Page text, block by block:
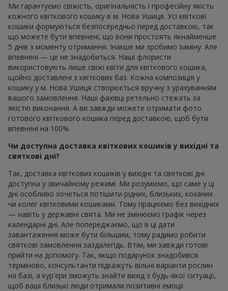
Ми гарантуємо свіжість, оригінальність і професійну якість
кожного квіткового кошику в м. Нова Ушиця. Усі квіткові
кошики формуються безпосередньо перед доставкою, так
що можете бути впевнені, що вони простоять якнайменше
5 днів з моменту отримання. Інакше ми зробимо заміну. Але
впевнені — це не знадобиться. Наші флористи
використовують лише свіжі квіти для квіткового кошика,
щойно доставлені з квіткових баз. Кожна композиція у
кошику у м. Нова Ушиця створюється вручну з урахуванням
вашого замовлення. Наші фахівці ретельно стежать за
якістю виконання. А ви завжди можете отримати фото
готового квіткового кошика перед доставкою, щоб бути
впевнені на 100%.
Чи доступна доставка квіткових кошиків у вихідні та
святкові дні?
Так, доставка квіткових кошиків у вихідні та святкові дні
доступна у звичайному режимі. Ми розуміємо, що саме у ці
дні особливо хочеться потішити рідних, близьких, коханих
чи колег квітковими кошиками. Тому працюємо без вихідних
— навіть у державні свята. Ми не змінюємо графік через
календарні дні. Але попереджаємо, що в ці дати
завантаження може бути більшим, тому радимо робити
святкові замовлення заздалегідь. Втім, ми завжди готові
прийти на допомогу. Так, якщо подарунок знадобився
терміново, консультанти підкажуть вільні варіанти рослин
на базі, а кур'єри зможуть знайти вихід з будь-якої ситуації,
щоб ваші близькі люди отримали позитивні емоції.